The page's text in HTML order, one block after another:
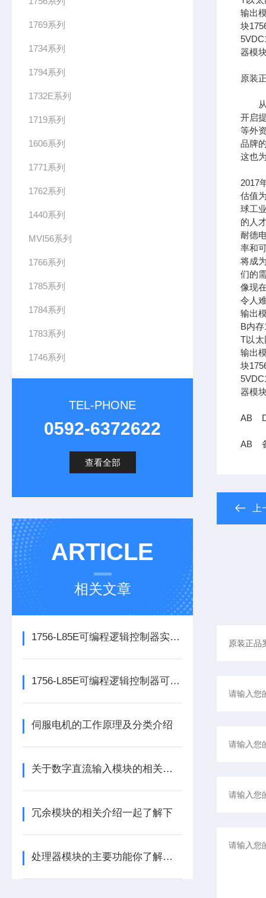
1769系列
1734系列
1794系列
1732E系列
1719系列
1606系列
1771系列
1762系列
1440系列
MVI56系列
1766系列
1785系列
1784系列
1783系列
1746系列
TEL-PHONE
0592-6372622
查看全部
ARTICLE
相关文章
1756-L85E可编程逻辑控制器实操应用常见问题分析及解决方法探讨
1756-L85E可编程逻辑控制器可满足多行业自动化精准控制需求
伺服电机的工作原理及分类介绍
关于数字直流输入模块的相关介绍
冗余模块的相关介绍一起了解下
处理器模块的主要功能你了解多少呢
输出
块
器模
原装
从全
开启
等外
品牌
这也
2017
估值
球工
的人
耐德
率和
将成
们的
像现
令人
输出
B内
T以太
输出
块
器模
AB
AB